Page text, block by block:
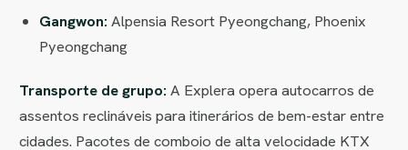
Gangwon: Alpensia Resort Pyeongchang, Phoenix
Pyeongchang
Transporte de grupo: A Explera opera autocarros de
assentos reclináveis para itinerários de bem-estar entre
cidades. Pacotes de comboio de alta velocidade KTX